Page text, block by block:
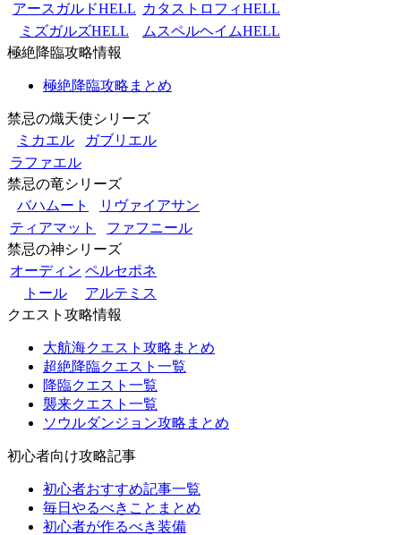
アースガルドHELL カタストロフィHELL
ミズガルズHELL
ムスペルヘイムHELL
極絶降臨攻略情報
極絶降臨攻略まとめ
禁忌の熾天使シリーズ
ミカエル
ガブリエル
ラファエル
禁忌の竜シリーズ
バハムート
リヴァイアサン
ティアマット
ファフニール
禁忌の神シリーズ
オーディン ペルセポネ
トール
アルテミス
クエスト攻略情報
大航海クエスト攻略まとめ
超絶降臨クエスト一覧
降臨クエスト一覧
襲来クエスト一覧
ソウルダンジョン攻略まとめ
初心者向け攻略記事
初心者おすすめ記事一覧
毎日やるべきことまとめ
初心者が作るべき装備